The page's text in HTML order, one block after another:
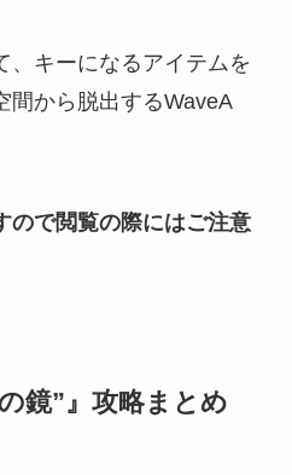
、キーになるアイテムを
間から脱出するWaveA
ので閲覧の際にはご注意
鏡”』攻略まとめ